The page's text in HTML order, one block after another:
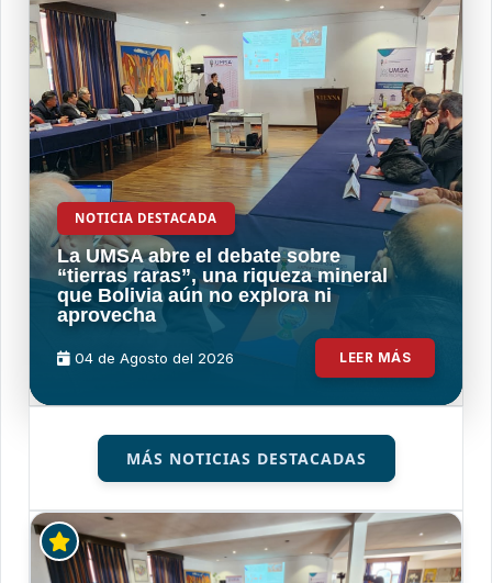
NOTICIA DESTACADA
La UMSA abre el debate sobre
“tierras raras”, una riqueza mineral
que Bolivia aún no explora ni
aprovecha
04 de Agosto del 2026 LEER MÁS
MÁS NOTICIAS DESTACADAS